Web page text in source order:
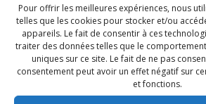
Pour offrir les meilleures expériences, nous
telles que les cookies pour stocker et/ou
appareils. Le fait de consentir à ces
traiter des données telles que le
uniques sur ce site. Le fait de ne pas
consentement peut avoir un effet négatif sur
et fonctions.